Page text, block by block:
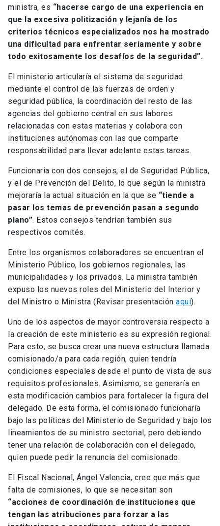
ministra, es “hacerse cargo de una experiencia en
que la excesiva politización y lejanía de los
criterios técnicos especializados nos ha mostrado
una dificultad para enfrentar seriamente y sobre
todo exitosamente los desafíos de la seguridad”.
El ministerio articularía el sistema de seguridad
mediante el control de las fuerzas de orden y
seguridad pública, la coordinación del resto de las
agencias del gobierno central en sus labores
relacionadas con estas materias y colabora con
instituciones autónomas con las que comparte
responsabilidad para llevar adelante estas tareas.
Funcionaria con dos consejos, el de Seguridad Pública,
y el de Prevención del Delito, lo que según la ministra
mejoraría la actual situación en la que se “tiende a
pasar los temas de prevención pasan a segundo
plano”. Estos consejos tendrían también sus
respectivos comités.
Entre los organismos colaboradores se encuentran el
Ministerio Público, los gobiernos regionales, las
municipalidades y los privados. La ministra también
expuso los nuevos roles del Ministerio del Interior y
del Ministro o Ministra (Revisar presentación aquí).
Uno de los aspectos de mayor controversia respecto a
la creación de este ministerio es su expresión regional.
Para esto, se busca crear una nueva estructura llamada
comisionado/a para cada región, quien tendría
condiciones especiales desde el punto de vista de sus
requisitos profesionales. Asimismo, se generaría en
esta modificación cambios para fortalecer la figura del
delegado. De esta forma, el comisionado funcionaría
bajo las políticas del Ministerio de Seguridad y bajo los
lineamientos de su ministro sectorial, pero debiendo
tener una relación de colaboración con el delegado,
quien puede pedir la renuncia del comisionado.
El Fiscal Nacional, Ángel Valencia, cree que más que
falta de comisiones, lo que se necesitan son
“acciones de coordinación de instituciones que
tengan las atribuciones para forzar a las